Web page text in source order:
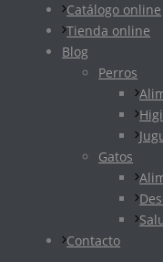
Catálogo online
Tienda online
Blog
Perros
Gatos
Contacto